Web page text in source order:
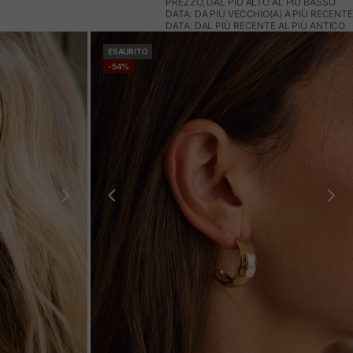
DATA: DA PIÙ VECCHIO(A) A PIÙ RECENTE
DATA: DAL PIÙ RECENTE AL PIÙ ANTICO
ESAURITO
-54%